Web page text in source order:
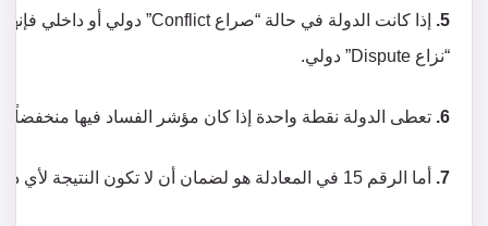
5.
“نزاع Dispute” دولي.
6. تعطى الدولة نقطة واحدة إذا كان مؤشر الفساد فيها منخفضاً، بينما تعطى 5 نقاط في حالة
7. أما الرقم 15 في المعادلة هو لضمان أن لا تكون النتيجة لأي دولة صفر.